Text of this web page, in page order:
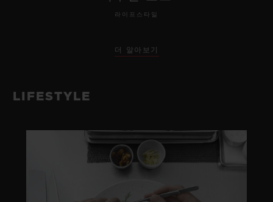
라이프스타일
더 알아보기
LIFESTYLE